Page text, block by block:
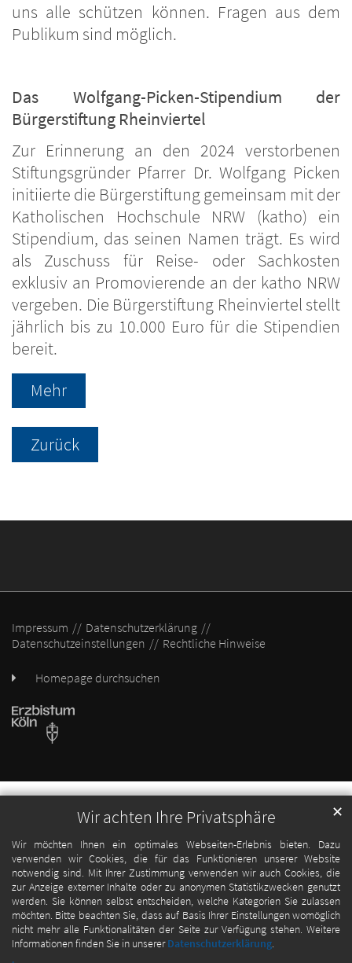
Wir achten Ihre Privatsphäre
Wir möchten Ihnen ein optimales Webseiten-Erlebnis bieten. Dazu
verwenden wir Cookies, die für das Funktionieren unserer Website
notwendig sind. Mit Ihrer Zustimmung verwenden wir auch Cookies, die
zur Anzeige externer Inhalte oder zu anonymen Statistikzwecken genutzt
werden. Sie können selbst entscheiden, welche Kategorien Sie zulassen
möchten. Bitte beachten Sie, dass auf Basis Ihrer Einstellungen womöglich
nicht mehr alle Funktionalitäten der Seite zur Verfügung stehen. Weitere
Informationen finden Sie in unsererDatenschutzerklärung.
✕
uns alle schützen können. Fragen aus dem
Publikum sind möglich.
Das Wolfgang-Picken-Stipendium der
Bürgerstiftung Rheinviertel
Zur Erinnerung an den 2024 verstorbenen
Stiftungsgründer Pfarrer Dr. Wolfgang Picken
initiierte die Bürgerstiftung gemeinsam mit der
Katholischen Hochschule NRW (katho) ein
Stipendium, das seinen Namen trägt. Es wird
als Zuschuss für Reise- oder Sachkosten
exklusiv an Promovierende an der katho NRW
vergeben. Die Bürgerstiftung Rheinviertel stellt
jährlich bis zu 10.000 Euro für die Stipendien
bereit.
Mehr
Zurück
Impressum
Datenschutzerklärung
Datenschutzeinstellungen
Rechtliche Hinweise
Homepage durchsuchen